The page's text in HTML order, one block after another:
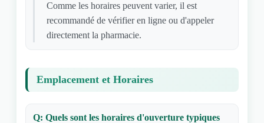
Comme les horaires peuvent varier, il est
recommandé de vérifier en ligne ou d'appeler
directement la pharmacie.
Emplacement et Horaires
Q: Quels sont les horaires d'ouverture typiques